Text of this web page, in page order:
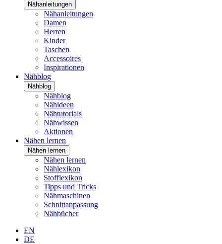
Nähanleitungen
Nähanleitungen
Damen
Herren
Kinder
Taschen
Accessoires
Inspirationen
Nähblog
Nähblog
Nähblog
Nähideen
Nähtutorials
Nähwissen
Aktionen
Nähen lernen
Nähen lernen
Nähen lernen
Nählexikon
Stofflexikon
Tipps und Tricks
Nähmaschinen
Schnittanpassung
Nähbücher
EN
DE